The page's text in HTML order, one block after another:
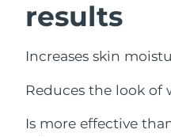
results
Increases skin
Reduces the look of
Is more effective
Ливан
Люксембург